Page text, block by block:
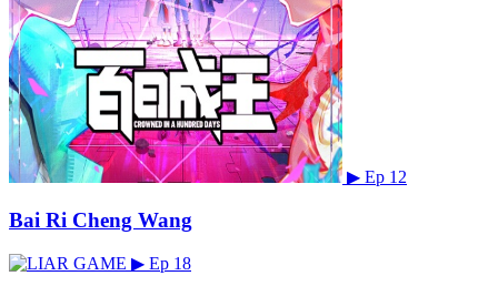
▶ Ep 12
Bai Ri Cheng Wang
▶ Ep 18